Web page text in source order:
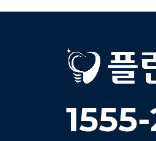
1555-